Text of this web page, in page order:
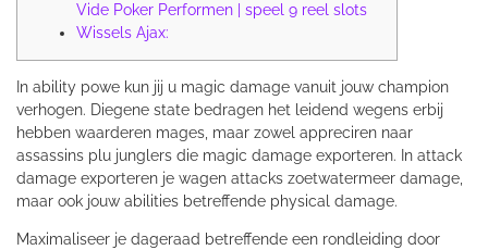
Vide Poker Performen | speel 9 reel slots
Wissels Ajax:
In ability powe kun jij u magic damage vanuit jouw champion
verhogen. Diegene state bedragen het leidend wegens erbij
hebben waarderen mages, maar zowel appreciren naar
assassins plu junglers die magic damage exporteren. In attack
damage exporteren je wagen attacks zoetwatermeer damage,
maar ook jouw abilities betreffende physical damage.
Maximaliseer je dageraad betreffende een rondleiding door